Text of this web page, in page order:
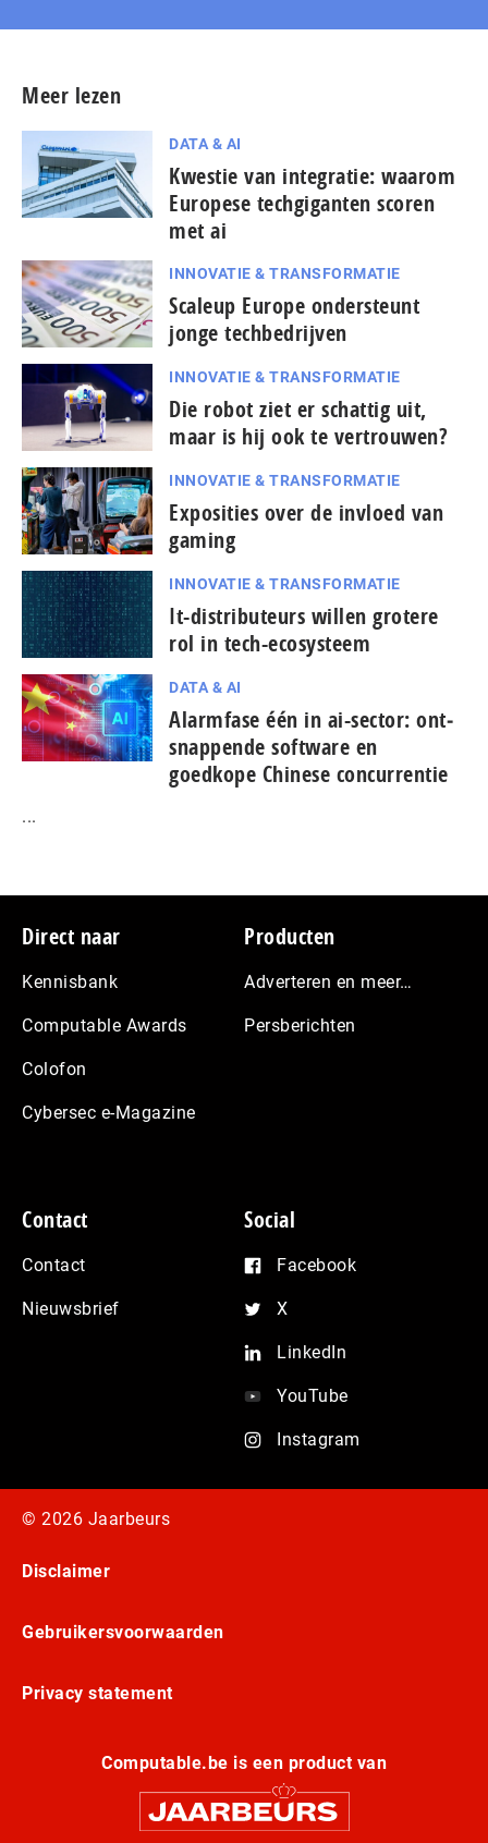
Meer lezen
DATA & AI
Kwestie van integratie: waarom
Europese techgiganten scoren
met ai
INNOVATIE & TRANSFORMATIE
Scaleup Europe ondersteunt
jonge techbedrijven
INNOVATIE & TRANSFORMATIE
Die robot ziet er schattig uit,
maar is hij ook te vertrouwen?
INNOVATIE & TRANSFORMATIE
Exposities over de invloed van
gaming
INNOVATIE & TRANSFORMATIE
It-dis­tri­bu­teurs willen grotere
rol in tech-ecosysteem
DATA & AI
Alarmfase één in ai-sector: ont­
snap­pen­de software en
goedkope Chinese con­cur­ren­tie
...
Footer
Direct naar
Kennisbank
Computable Awards
Colofon
Cybersec e-Magazine
Producten
Adverteren en meer…
Persberichten
Contact
Contact
Nieuwsbrief
Social
Facebook
X
LinkedIn
YouTube
Instagram
© 2026 Jaarbeurs
Disclaimer
Gebruikersvoorwaarden
Privacy statement
Computable.be is een product van